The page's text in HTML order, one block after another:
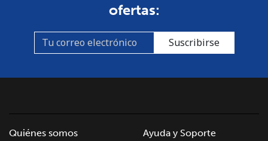
ofertas:
Suscribirse
Quiénes somos
Ayuda y Soporte